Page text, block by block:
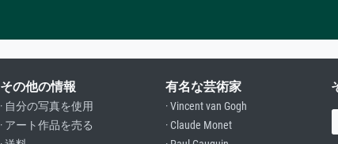
その他の情報
· 自分の写真を使用
· アート作品を売る
有名な芸術家
· Vincent van Gogh
· Claude Monet